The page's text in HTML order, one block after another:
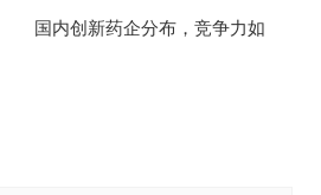
国内创新药企分布，竞争力如